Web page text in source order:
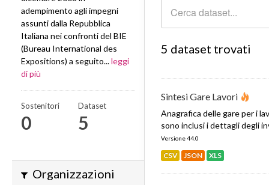
5 dataset trovati
Sintesi Gare Lavori
Anagrafica delle gare per i
sono inclusi i dettagli degli
Versione 44.0
CSV JSON XLS
adempimento agli impegni
assunti dalla Repubblica
Italiana nei confronti del BIE
(Bureau International des
Expositions) a seguito...leggi
di più
Sostenitori
0
Dataset
5
Organizzazioni